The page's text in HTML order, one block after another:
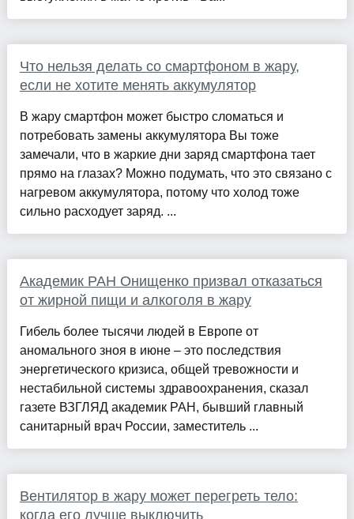
Что нельзя делать со смартфоном в жару,
если не хотите менять аккумулятор
В жару смартфон может быстро сломаться и
потребовать замены аккумулятора Вы тоже
замечали, что в жаркие дни заряд смартфона тает
прямо на глазах? Можно подумать, что это связано с
нагревом аккумулятора, потому что холод тоже
сильно расходует заряд. ...
Академик РАН Онищенко призвал отказаться
от жирной пищи и алкоголя в жару
Гибель более тысячи людей в Европе от
аномального зноя в июне – это последствия
энергетического кризиса, общей тревожности и
нестабильной системы здравоохранения, сказал
газете ВЗГЛЯД академик РАН, бывший главный
санитарный врач России, заместитель ...
Вентилятор в жару может перегреть тело:
когда его лучше выключить